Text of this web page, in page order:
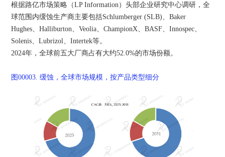
根据路亿市场策略（LP Information）头部企业研究中心调研，全
球范围内缓蚀生产商主要包括Schlumberger (SLB)、Baker
Hughes、Halliburton、Veolia、ChampionX、BASF、Innospec、
Solenis、Lubrizol、Intertek等。
2024年，全球前五大厂商占有大约52.0%的市场份额。
图00003.缓蚀，全球市场规模，按产品类型细分